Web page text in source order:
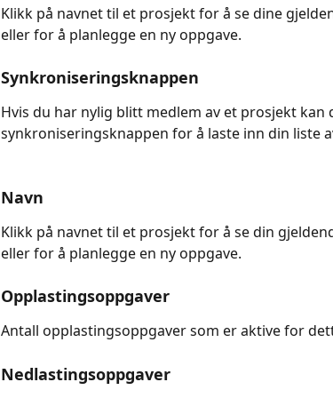
Klikk på navnet til et prosjekt for å se dine
eller for å planlegge en ny oppgave.
Synkroniseringsknappen
Hvis du har nylig blitt medlem av et prosjekt kan
synkroniseringsknappen for å laste inn din liste
Navn
Klikk på navnet til et prosjekt for å se din
eller for å planlegge en ny oppgave.
Opplastingsoppgaver
Antall opplastingsoppgaver som er aktive for
Nedlastingsoppgaver